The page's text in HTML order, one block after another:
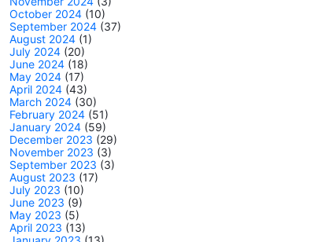
October 2024 (10)
September 2024 (37)
August 2024 (1)
July 2024 (20)
June 2024 (18)
May 2024 (17)
April 2024 (43)
March 2024 (30)
February 2024 (51)
January 2024 (59)
December 2023 (29)
November 2023 (3)
September 2023 (3)
August 2023 (17)
July 2023 (10)
June 2023 (9)
May 2023 (5)
April 2023 (13)